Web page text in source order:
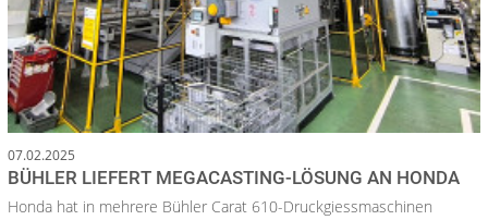
07.02.2025
BÜHLER LIEFERT MEGACASTING-LÖSUNG AN HONDA
Honda hat in mehrere Bühler Carat 610-Druckgiessmaschinen